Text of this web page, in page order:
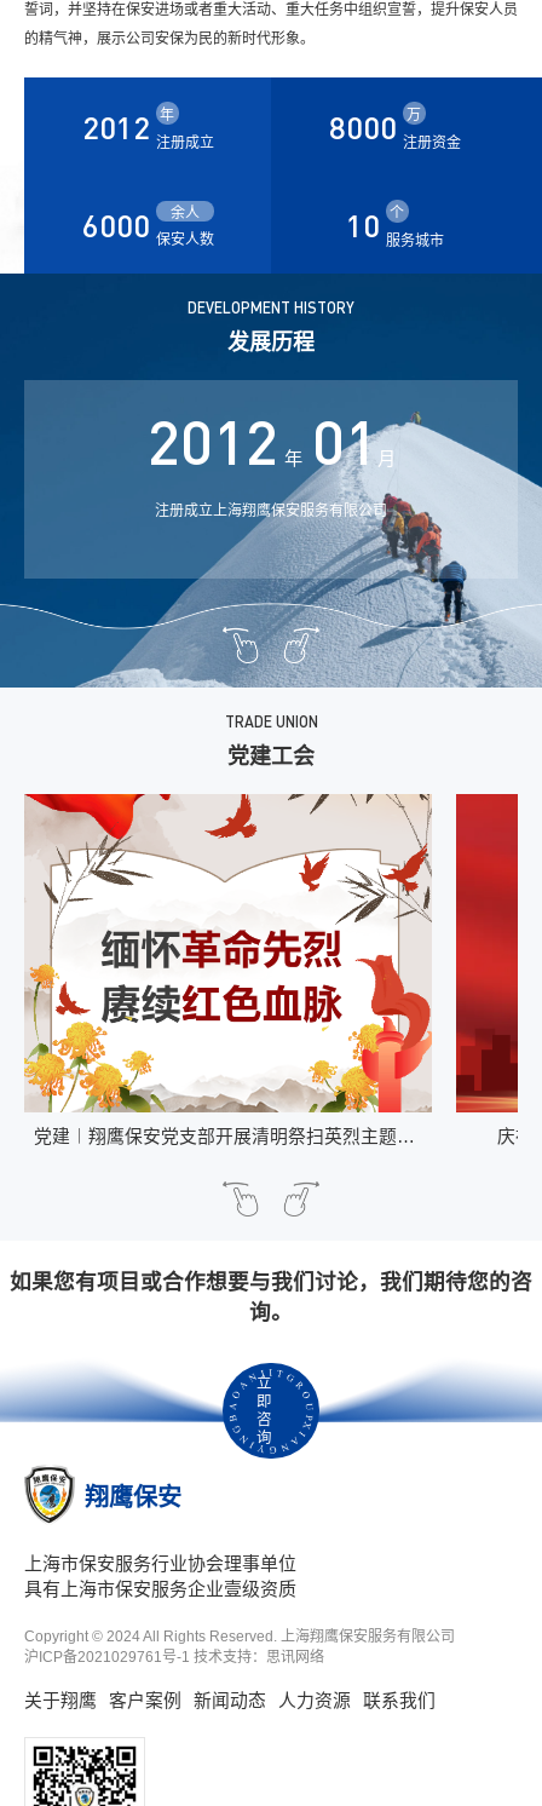
誓词，并坚持在保安进场或者重大活动、重大任务中组织宣誓，提升保安人员
的精气神，展示公司安保为民的新时代形象。
2012
年
注册成立
8000
万
注册资金
6000
余人
保安人数
10
个
服务城市
DEVELOPMENT HISTORY
发展历程
2012 年 01月
注册成立上海翔鹰保安服务有限公司
TRADE UNION
党建工会
明祭扫英烈主题党 庆祝建党102周年|翔鹰党支部的红色
如果您有项目或合作想要与我们讨论，我们期待您的咨
询。
立
即
咨
询
翔鹰保安
上海市保安服务行业协会理事单位
具有上海市保安服务企业壹级资质
Copyright © 2024 All Rights Reserved. 上海翔鹰保安服务有限公司
沪ICP备2021029761号-1 技术支持： 思讯网络
关于翔鹰 客户案例 新闻动态 人力资源 联系我们